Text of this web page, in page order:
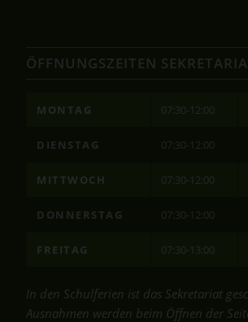
ÖFFNUNGSZEITEN
MONTAG 07:30-12:00
DIENSTAG 07:30-12:00
MITTWOCH 07:30-12:00
DONNERSTAG 07:30-12:00
FREITAG 07:30-13:00
In den Schulferien ist das Sekretariat
Ausnahmen werden beim Öffnen der